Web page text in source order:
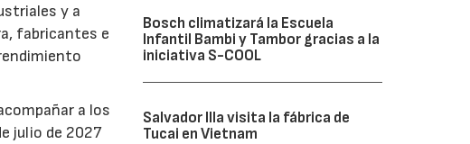
y a
fabricantes e
a los
julio de 2027
Bosch climatizará la Escuela
Infantil Bambi y Tambor gracias a la
iniciativa S-COOL
Salvador Illa visita la fábrica de
Tucai en Vietnam